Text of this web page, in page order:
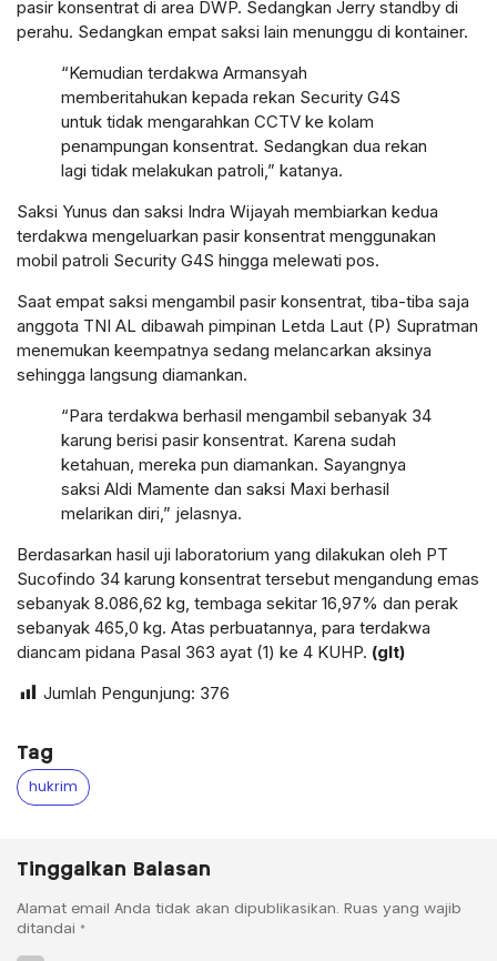
pasir konsentrat di area DWP. Sedangkan Jerry standby di
perahu. Sedangkan empat saksi lain menunggu di kontainer.
“Kemudian terdakwa Armansyah
memberitahukan kepada rekan Security G4S
untuk tidak mengarahkan CCTV ke kolam
penampungan konsentrat. Sedangkan dua rekan
lagi tidak melakukan patroli,” katanya.
Saksi Yunus dan saksi Indra Wijayah membiarkan kedua
terdakwa mengeluarkan pasir konsentrat menggunakan
mobil patroli Security G4S hingga melewati pos.
Saat empat saksi mengambil pasir konsentrat, tiba-tiba saja
anggota TNI AL dibawah pimpinan Letda Laut (P) Supratman
menemukan keempatnya sedang melancarkan aksinya
sehingga langsung diamankan.
“Para terdakwa berhasil mengambil sebanyak 34
karung berisi pasir konsentrat. Karena sudah
ketahuan, mereka pun diamankan. Sayangnya
saksi Aldi Mamente dan saksi Maxi berhasil
melarikan diri,” jelasnya.
Berdasarkan hasil uji laboratorium yang dilakukan oleh PT
Sucofindo 34 karung konsentrat tersebut mengandung emas
sebanyak 8.086,62 kg, tembaga sekitar 16,97% dan perak
sebanyak 465,0 kg. Atas perbuatannya, para terdakwa
diancam pidana Pasal 363 ayat (1) ke 4 KUHP. (glt)
Jumlah Pengunjung: 376
Tag
hukrim
Tinggalkan Balasan
Alamat email Anda tidak akan dipublikasikan. Ruas yang wajib
ditandai *